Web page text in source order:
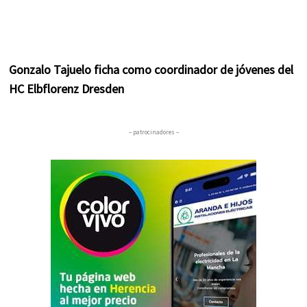
Gonzalo Tajuelo ficha como coordinador de jóvenes del
HC Elbflorenz Dresden
– patrocinadores –